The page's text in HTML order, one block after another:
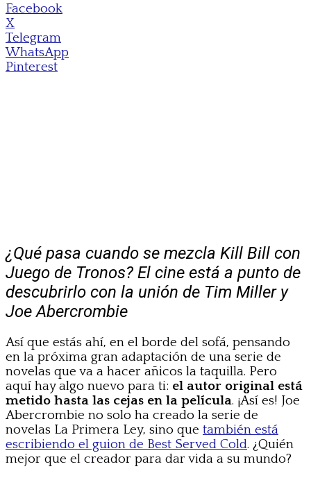
Facebook
X
Telegram
WhatsApp
Pinterest
¿Qué pasa cuando se mezcla Kill Bill con
Juego de Tronos? El cine está a punto de
descubrirlo con la unión de Tim Miller y
Joe Abercrombie
Así que estás ahí, en el borde del sofá, pensando
en la próxima gran adaptación de una serie de
novelas que va a hacer añicos la taquilla. Pero
aquí hay algo nuevo para ti: el autor original está
metido hasta las cejas en la película. ¡Así es! Joe
Abercrombie no solo ha creado la serie de
novelas La Primera Ley, sino que también está
escribiendo el guion de Best Served Cold. ¿Quién
mejor que el creador para dar vida a su mundo?